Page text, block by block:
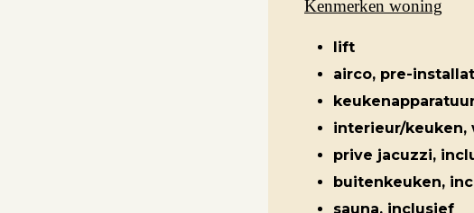
Kenmerken woning
lift
airco, pre-
interieur/keuken,
prive jacuzzi,
buitenkeuken,
sauna, inclusief